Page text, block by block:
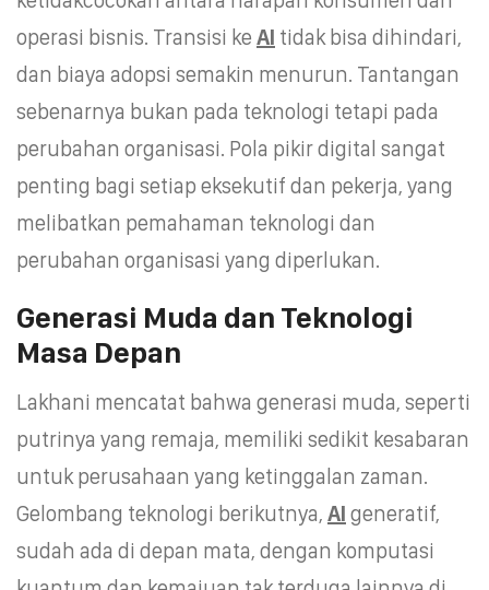
operasi bisnis. Transisi ke AI tidak bisa dihindari,
dan biaya adopsi semakin menurun. Tantangan
sebenarnya bukan pada teknologi tetapi pada
perubahan organisasi. Pola pikir digital sangat
penting bagi setiap eksekutif dan pekerja, yang
melibatkan pemahaman teknologi dan
perubahan organisasi yang diperlukan.
Generasi Muda dan Teknologi
Masa Depan
Lakhani mencatat bahwa generasi muda, seperti
putrinya yang remaja, memiliki sedikit kesabaran
untuk perusahaan yang ketinggalan zaman.
Gelombang teknologi berikutnya, AI generatif,
sudah ada di depan mata, dengan komputasi